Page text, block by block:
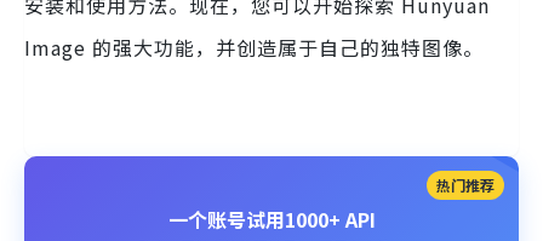
Image 的强大功能，并创造属于自己的独特图像。
热门推荐
一个账号试用1000+ API